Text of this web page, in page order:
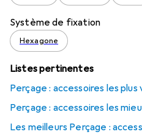
Système de fixation
Hexagone
Listes pertinentes
Perçage : accessoires les plus
Perçage : accessoires les
Les meilleurs Perçage :